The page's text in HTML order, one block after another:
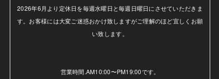
2026年6月より定休日を毎週水曜日と毎週日曜日にさせていただきま
す。お客様には大変ご迷惑おかけ致しますがご理解のほど宜しくお願
い致します。
営業時間.AM10:00〜PM19:00です。